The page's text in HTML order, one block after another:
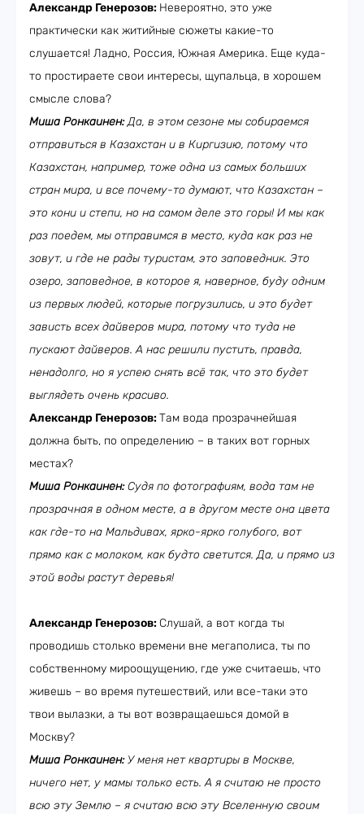
Александр Генерозов: Невероятно, это уже
практически как житийные сюжеты какие-то
слушается! Ладно, Россия, Южная Америка. Еще куда-
то простираете свои интересы, щупальца, в хорошем
смысле слова?
Миша Ронкаинен:Да, в этом сезоне мы собираемся
отправиться в Казахстан и в Киргизию, потому что
Казахстан, например, тоже одна из самых больших
стран мира, и все почему-то думают, что Казахстан –
это кони и степи, но на самом деле это горы! И мы как
раз поедем, мы отправимся в место, куда как раз не
зовут, и где не рады туристам, это заповедник. Это
озеро, заповедное, в которое я, наверное, буду одним
из первых людей, которые погрузились, и это будет
зависть всех дайверов мира, потому что туда не
пускают дайверов. А нас решили пустить, правда,
ненадолго, но я успею снять всё так, что это будет
выглядеть очень красиво.
Александр Генерозов:Там вода прозрачнейшая
должна быть, по определению – в таких вот горных
местах?
Миша Ронкаинен:Судя по фотографиям, вода там не
прозрачная в одном месте, а в другом месте она цвета
как где-то на Мальдивах, ярко-ярко голубого, вот
прямо как с молоком, как будто светится. Да, и прямо из
этой воды растут деревья!
Александр Генерозов: Слушай, а вот когда ты
проводишь столько времени вне мегаполиса, ты по
собственному мироощущению, где уже считаешь, что
живешь – во время путешествий, или все-таки это
твои вылазки, а ты вот возвращаешься домой в
Москву?
Миша Ронкаинен:У меня нет квартиры в Москве,
ничего нет, у мамы только есть. А я считаю не просто
всю эту Землю – я считаю всю эту Вселенную своим